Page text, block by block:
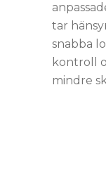
tar
snabba
kontroll
mindre